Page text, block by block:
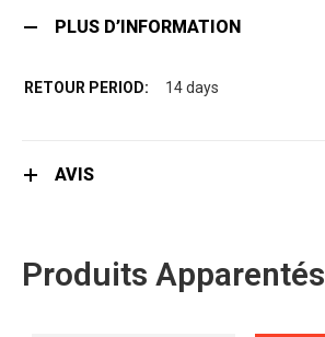
PLUS D’INFORMATION
14 days
AVIS
Produits Apparentés